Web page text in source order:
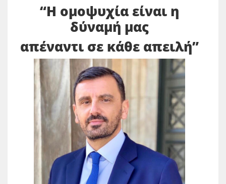
“Η ομοψυχία είναι η
δύναμή μας
απέναντι σε κάθε απειλή”